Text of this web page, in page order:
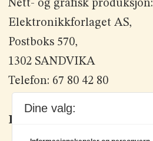
Nett- og grafisk produksjon:
Elektronikkforlaget AS,
Postboks 570,
1302 SANDVIKA
Telefon: 67 80 42 80
Kontakt oss
Dine valg: